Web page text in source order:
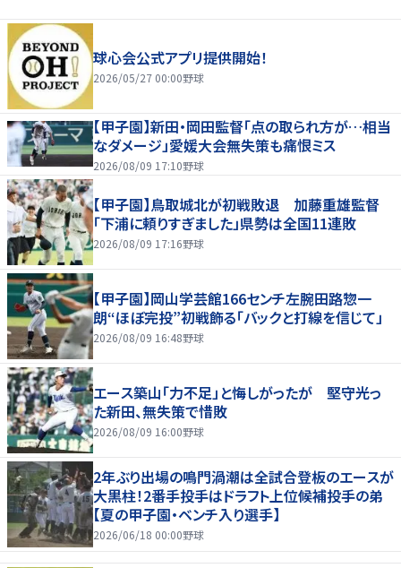
球心会公式アプリ提供開始！
2026/05/27 00:00野球
【甲子園】新田・岡田監督「点の取られ方が…相当
なダメージ」愛媛大会無失策も痛恨ミス
2026/08/09 17:10野球
【甲子園】鳥取城北が初戦敗退 加藤重雄監督
「下浦に頼りすぎました」県勢は全国11連敗
2026/08/09 17:16野球
【甲子園】岡山学芸館166センチ左腕田路惣一
朗“ほぼ完投”初戦飾る「バックと打線を信じて」
2026/08/09 16:48野球
エース築山「力不足」と悔しがったが 堅守光っ
た新田、無失策で惜敗
2026/08/09 16:00野球
2年ぶり出場の鳴門渦潮は全試合登板のエースが
大黒柱！2番手投手はドラフト上位候補投手の弟
【夏の甲子園・ベンチ入り選手】
2026/06/18 00:00野球